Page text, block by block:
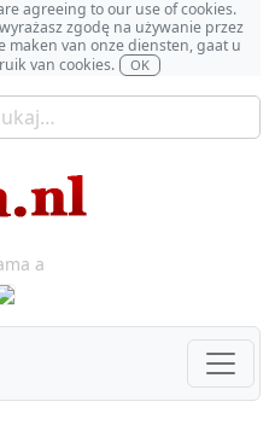
agreeing to our use of cookies.
zgodę na używanie przez
maken van onze diensten, gaat u
van cookies.
OK
a